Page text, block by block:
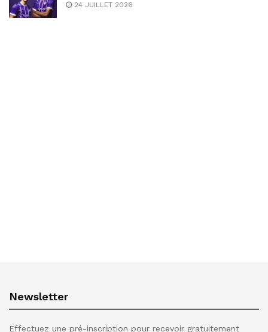
24 JUILLET 2026
Newsletter
Effectuez une pré-inscription pour recevoir gratuitement